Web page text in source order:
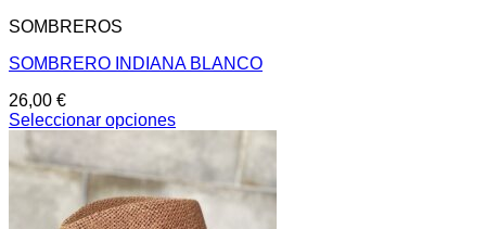
SOMBREROS
SOMBRERO INDIANA BLANCO
26,00 €
Seleccionar opciones
producto
tiene
variantes.